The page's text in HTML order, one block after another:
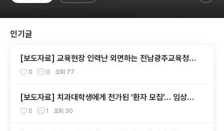
인기글
[보도자료] 교육현장 인력난 외면하는 전남광주교육청
파견제도 재검토해야
0 0 조회 77
[보도자료] 치과대학생에게 전가된 ‘환자 모집’… 임상실
습 제도 개선 촉구
0 1 조회 30